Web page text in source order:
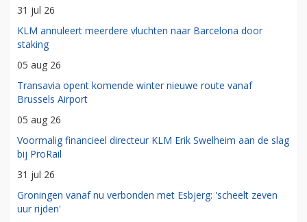
31 jul 26
KLM annuleert meerdere vluchten naar Barcelona door
staking
05 aug 26
Transavia opent komende winter nieuwe route vanaf
Brussels Airport
05 aug 26
Voormalig financieel directeur KLM Erik Swelheim aan de slag
bij ProRail
31 jul 26
Groningen vanaf nu verbonden met Esbjerg: 'scheelt zeven
uur rijden'